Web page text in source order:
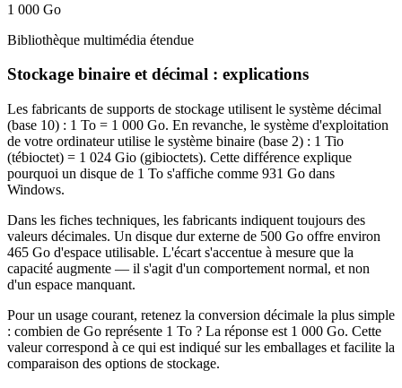
1 000 Go
Bibliothèque multimédia étendue
Stockage binaire et décimal : explications
Les fabricants de supports de stockage utilisent le système décimal
(base 10) : 1 To = 1 000 Go. En revanche, le système d'exploitation
de votre ordinateur utilise le système binaire (base 2) : 1 Tio
(tébioctet) = 1 024 Gio (gibioctets). Cette différence explique
pourquoi un disque de 1 To s'affiche comme 931 Go dans
Windows.
Dans les fiches techniques, les fabricants indiquent toujours des
valeurs décimales. Un disque dur externe de 500 Go offre environ
465 Go d'espace utilisable. L'écart s'accentue à mesure que la
capacité augmente — il s'agit d'un comportement normal, et non
d'un espace manquant.
Pour un usage courant, retenez la conversion décimale la plus simple
: combien de Go représente 1 To ? La réponse est 1 000 Go. Cette
valeur correspond à ce qui est indiqué sur les emballages et facilite la
comparaison des options de stockage.